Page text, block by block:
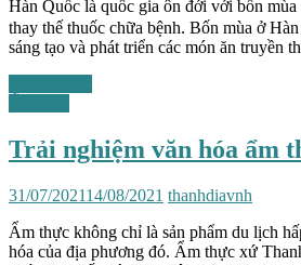
Hàn Quốc là quốc gia ôn đới với bốn
thay thế thuốc chữa bệnh. Bốn mùa ở
sáng tạo và phát triển các món ăn truyền
Trải nghiệm văn hóa ẩm
31/07/202114/08/2021 thanhdiavnh
Ẩm thực không chỉ là sản phẩm du lịch
hóa của địa phương đó. Ẩm thực xứ